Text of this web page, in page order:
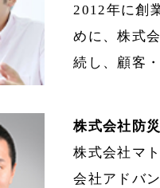
2012年に創
めに、株式
続し、顧客
株式会社防
株式会社マ
会社アドバ